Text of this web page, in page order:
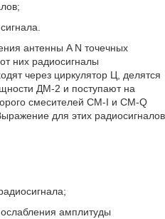
антенны A N точечных
них радиосигналы
через циркулятор Ц, делятся
ДМ-2 и поступают на
смесителей CM-I и CM-Q
для этих радиосигналов
амплитуды